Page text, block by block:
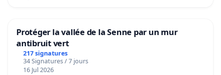
Protéger la vallée de la Senne par un mur
antibruit vert
217 signatures
34 Signatures / 7 jours
16 Jul 2026